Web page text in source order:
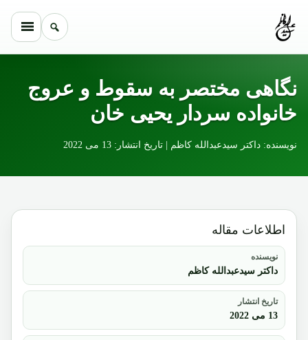
نگاهی مختصر به سقوط و عروج
خانواده سردار یحیی خان
نویسنده: داکتر سیدعبدالله کاظم | تاریخ انتشار: 13 می 2022
اطلاعات مقاله
نویسنده
داکتر سیدعبدالله کاظم
تاریخ انتشار
13 می 2022